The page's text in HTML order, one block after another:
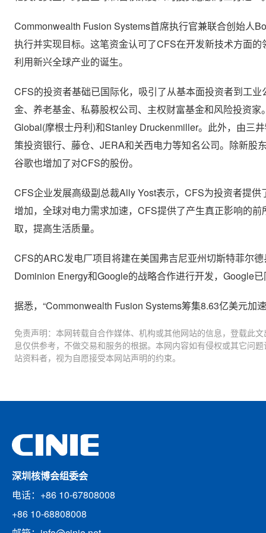
Commonwealth Fusion Systems首席执行官兼联合创始人
执行并实现目标。这笔资金认可了CFS在开发新技术方面
利用新兴全球产业的诞生。
CFS的投资者基础已国际化，吸引了从基本面投资者到工
金、养老基金、私募股权公司、主权财富基金和风险投资
Global(摩根士丹利)和Stanley Druckenmiller。此外，由三
策投资银行、藤仓、JERA和关西电力等知名公司。除新股
谷歌也增加了对CFS的股份。
CFS企业发展高级副总裁Ally Yost表示，CFS为投资者提
增加，全球对电力需求加速，CFS提供了产生真正影响的
取，提高生活质量。
CFS的ARC发电厂项目将建在美国弗吉尼亚州切斯特菲尔
Dominion Energy和Google的战略合作进行开发，Google
据悉，“Commonwealth Fusion Systems筹集8.63亿美元加
免责声明：本网转载自合作媒体、机构或其他网站的信息，登载此
息仅供参考，不做交易和服务的根据。本网内容如有侵权或其它问
站资料者，视为自愿接受本网站声明的约束。
深圳核博会组委会
电话：+86 10-67808008
+86 10-68808008